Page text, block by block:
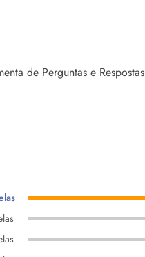
de Perguntas e Respostas